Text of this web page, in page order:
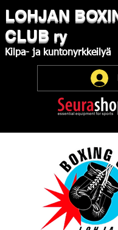
LOHJAN
CLUB ry
Kilpa- ja kuntonyrkkeilyä